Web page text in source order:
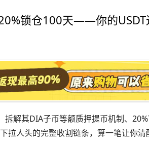
锁仓100天——你的USDT
拆解其DIA子币等额质押提币机制、
拉人头的完整收割链条，算一笔让你清